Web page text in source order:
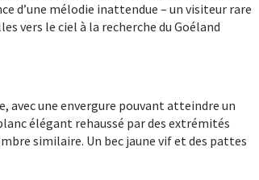
d’une mélodie inattendue – un visiteur rare
vers le ciel à la recherche du Goéland
avec une envergure pouvant atteindre un
élégant rehaussé par des extrémités
similaire. Un bec jaune vif et des pattes